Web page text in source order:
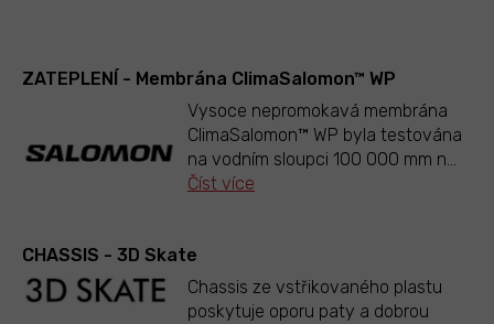
ZATEPLENÍ - Membrána ClimaSalomon™ WP
Vysoce nepromokavá membrána
ClimaSalomon™ WP byla testována
na vodním sloupci 100 000 mm n...
Číst více
CHASSIS - 3D Skate
Chassis ze vstřikovaného plastu
poskytuje oporu paty a dobrou